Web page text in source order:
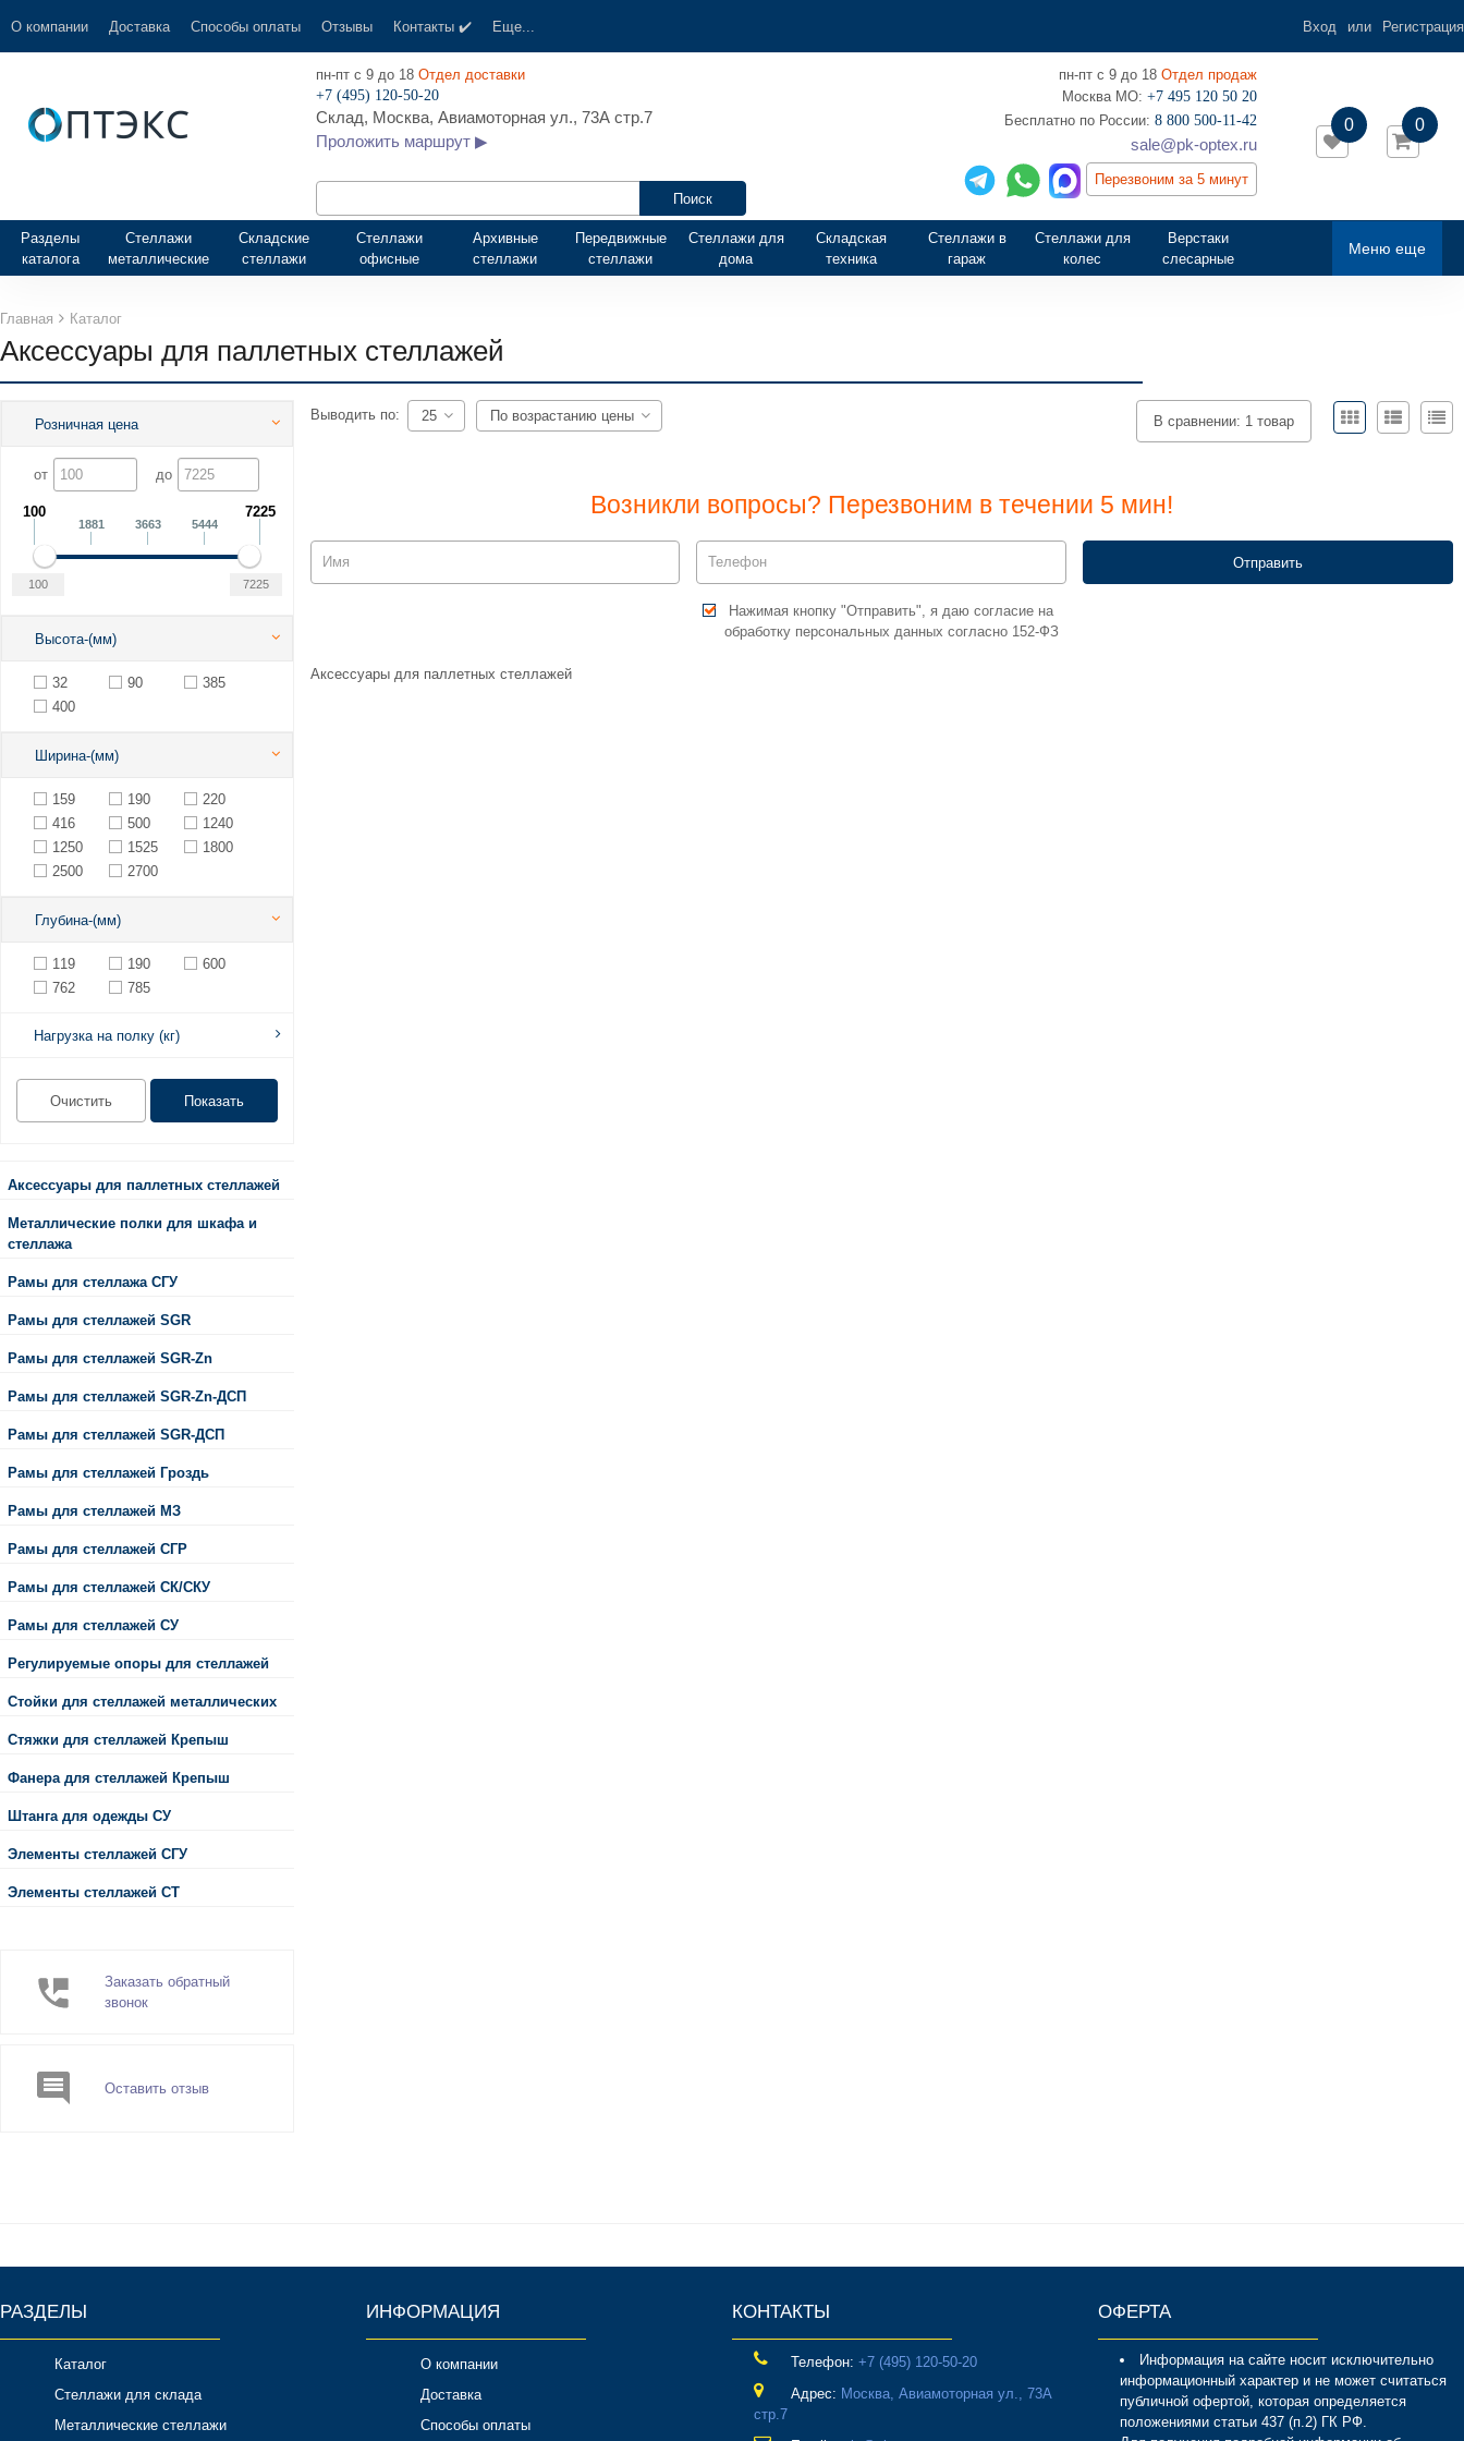
О компании Доставка Способы оплаты Отзывы Контакты ✔️ Еще... Вход или Регистрация
пн-пт с 9 до 18 Отдел доставки
+7 (495) 120-50-20
Склад, Москва, Авиамоторная ул., 73А стр.7
Проложить маршрут ▶
пн-пт с 9 до 18 Отдел продаж
Москва МО: +7 495 120 50 20
‎Бесплатно по России: 8 800 500-11-42
sale@pk-optex.ru
Перезвоним за 5 минут
0
0
Меню еще
Разделы
каталога
Стеллажи
металлические
Складские
стеллажи
Стеллажи
офисные
Архивные
стеллажи
Передвижные
стеллажи
Стеллажи для
дома
Складская
техника
Стеллажи в
гараж
Стеллажи для
колес
Верстаки
слесарные
Главная Каталог
Аксессуары для паллетных стеллажей
Розничная цена
от до
100
1881 3663 5444
7225
Высота-(мм)
32 90
385
400
Ширина-(мм)
159 190
220
416
500
1240
1250
1525
1800
2500
2700
Глубина-(мм)
119 190
600
762
785
Нагрузка на полку (кг)
Аксессуары для паллетных стеллажей
Металлические полки для шкафа и
стеллажа
Рамы для стеллажа СГУ
Рамы для стеллажей SGR
Рамы для стеллажей SGR-Zn
Рамы для стеллажей SGR-Zn-ДСП
Рамы для стеллажей SGR-ДСП
Рамы для стеллажей Гроздь
Рамы для стеллажей МЗ
Рамы для стеллажей СГР
Рамы для стеллажей СК/СКУ
Рамы для стеллажей СУ
Регулируемые опоры для стеллажей
Стойки для стеллажей металлических
Стяжки для стеллажей Крепыш
Фанера для стеллажей Крепыш
Штанга для одежды СУ
Элементы стеллажей СГУ
Элементы стеллажей СТ
Заказать обратный
звонок
Оставить отзыв
Выводить по: 25 По возрастанию цены В сравнении: 1 товар
Возникли вопросы? Перезвоним в течении 5 мин!
Нажимая кнопку "Отправить", я даю согласие на
обработку персональных данных согласно 152-ФЗ
Аксессуары для паллетных стеллажей
РАЗДЕЛЫ
Каталог
Стеллажи для склада
Металлические стеллажи
ИНФОРМАЦИЯ
О компании
Доставка
Способы оплаты
КОНТАКТЫ
Телефон: ‎+7 (495) 120-50-20
Адрес: Москва, Авиамоторная ул., 73А
стр.7
ОФЕРТА
Информация на сайте носит исключительно
информационный характер и не может считаться
публичной офертой, которая определяется
положениями статьи 437 (п.2) ГК РФ.